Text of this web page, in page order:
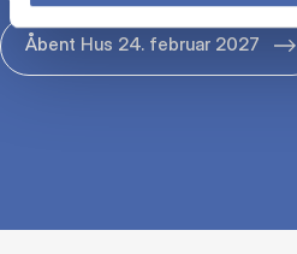
Åbent Hus 24. februar 2027